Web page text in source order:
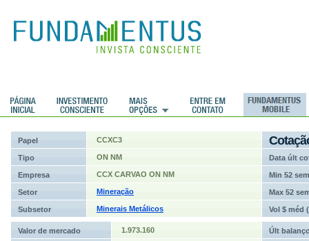
Papel CCXC3
Tipo ON NM Data últ
Empresa CCX CARVAO ON NM Min 52 sem
Setor Mineração Max 52
Subsetor Minerais Metálicos Vol $ méd
Valor de mercado 1.973.160 Últ